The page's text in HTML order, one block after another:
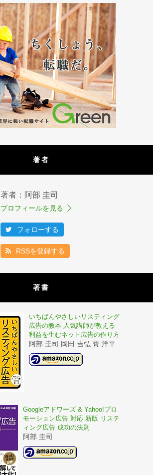
著者
著者：阿部 圭司
プロフィールを見る
フォローする
RSSを登録する
著書
いちばんやさしいリスティング
広告の教本 人気講師が教える
利益を生むネット広告の作り方
阿部 圭司 岡田 吉弘 寳 洋平
Googleアドワーズ & Yahoo!プロ
モーション広告 対応 新版 リステ
ィング広告 成功の法則
阿部 圭司